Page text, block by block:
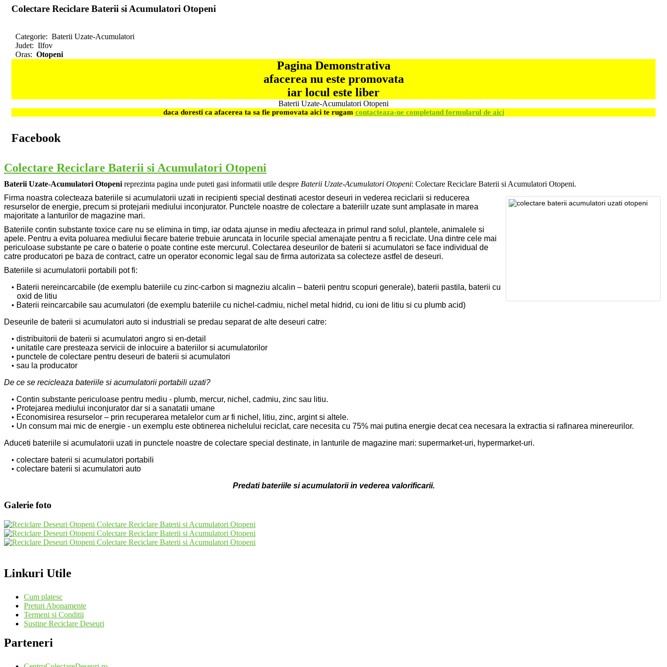
Colectare Reciclare Baterii si Acumulatori Otopeni
Categorie: Baterii Uzate-Acumulatori
Judet: Ilfov
Oras: Otopeni
Pagina Demonstrativa
afacerea nu este promovata
iar locul este liber
Baterii Uzate-Acumulatori Otopeni
daca doresti ca afacerea ta sa fie promovata aici te rugam contacteaza-ne completand formularul de aici
Facebook
Colectare Reciclare Baterii si Acumulatori Otopeni
Baterii Uzate-Acumulatori Otopeni reprezinta pagina unde puteti gasi informatii utile despre Baterii Uzate-Acumulatori Otopeni: Colectare Reciclare Baterii si Acumulatori Otopeni.
Firma noastra colecteaza bateriile si acumulatorii uzati in recipienti special destinati acestor deseuri in vederea reciclarii si reducerea
resurselor de energie, precum si protejarii mediului inconjurator. Punctele noastre de colectare a bateriilr uzate sunt amplasate in marea
majoritate a lanturilor de magazine mari.
Bateriile contin substante toxice care nu se elimina in timp, iar odata ajunse in mediu afecteaza in primul rand solul, plantele, animalele si
apele. Pentru a evita poluarea mediului fiecare baterie trebuie aruncata in locurile special amenajate pentru a fi reciclate. Una dintre cele mai
periculoase substante pe care o baterie o poate contine este mercurul. Colectarea deseurilor de baterii si acumulatori se face individual de
catre producatori pe baza de contract, catre un operator economic legal sau de firma autorizata sa colecteze astfel de deseuri.
Bateriile si acumulatorii portabili pot fi:
Baterii nereincarcabile (de exemplu bateriile cu zinc-carbon si magneziu alcalin – baterii pentru scopuri generale), baterii pastila, baterii cu
oxid de litiu
Baterii reincarcabile sau acumulatori (de exemplu bateriile cu nichel-cadmiu, nichel metal hidrid, cu ioni de litiu si cu plumb acid)
Deseurile de baterii si acumulatori auto si industriali se predau separat de alte deseuri catre:
distribuitorii de baterii si acumulatori angro si en-detail
unitatile care presteaza servicii de inlocuire a bateriilor si acumulatorilor
punctele de colectare pentru deseuri de baterii si acumulatori
sau la producator
De ce se recicleaza bateriile si acumulatorii portabili uzati?
Contin substante periculoase pentru mediu - plumb, mercur, nichel, cadmiu, zinc sau litiu.
Protejarea mediului inconjurator dar si a sanatatii umane
Economisirea resurselor – prin recuperarea metalelor cum ar fi nichel, litiu, zinc, argint si altele.
Un consum mai mic de energie - un exemplu este obtinerea nichelului reciclat, care necesita cu 75% mai putina energie decat cea necesara la extractia si rafinarea minereurilor.
Aduceti bateriile si acumulatorii uzati in punctele noastre de colectare special destinate, in lanturile de magazine mari: supermarket-uri, hypermarket-uri.
colectare baterii si acumulatori portabili
colectare baterii si acumulatori auto
Predati bateriile si acumulatorii in vederea valorificarii.
Galerie foto
Linkuri Utile
Cum platesc
Preturi Abonamente
Termeni si Conditii
Sustine Reciclare Deseuri
Parteneri